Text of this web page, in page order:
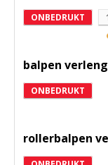
ONBEDRUKT
balpen
ONBEDRUKT
rollerbalpen